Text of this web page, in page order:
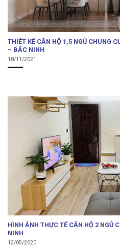
THIẾT KẾ CĂN HỘ 1,5 NGỦ CHUNG
– BẮC NINH
18/11/2021
HÌNH ẢNH THỰC TẾ CĂN HỘ 2 NGỦ
NINH
12/05/2020